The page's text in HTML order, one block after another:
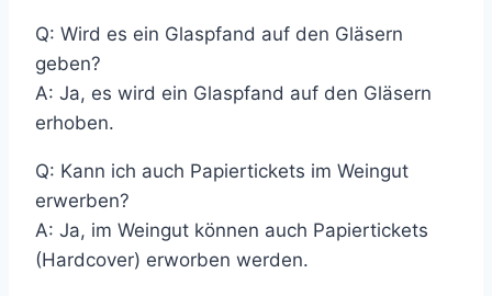
Q: Wird es ein Glaspfand auf den Gläsern
geben?
A: Ja, es wird ein Glaspfand auf den Gläsern
erhoben.
Q: Kann ich auch Papiertickets im Weingut
erwerben?
A: Ja, im Weingut können auch Papiertickets
(Hardcover) erworben werden.